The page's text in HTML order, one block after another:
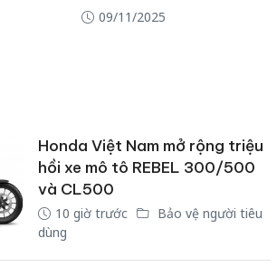
09/11/2025
Honda Việt Nam mở rộng triệu
hồi xe mô tô REBEL 300/500
và CL500
10 giờ trước
Bảo vệ người tiêu
dùng